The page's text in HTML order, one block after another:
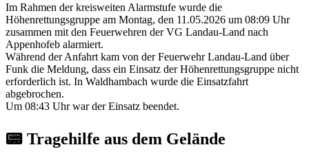
Im Rahmen der kreisweiten Alarmstufe wurde die
Höhenrettungsgruppe am Montag, den 11.05.2026 um 08:09 Uhr
zusammen mit den Feuerwehren der VG Landau-Land nach
Appenhofeb alarmiert.
Während der Anfahrt kam von der Feuerwehr Landau-Land über
Funk die Meldung, dass ein Einsatz der Höhenrettungsgruppe nicht
erforderlich ist. In Waldhambach wurde die Einsatzfahrt
abgebrochen.
Um 08:43 Uhr war der Einsatz beendet.
📟 Tragehilfe aus dem Gelände